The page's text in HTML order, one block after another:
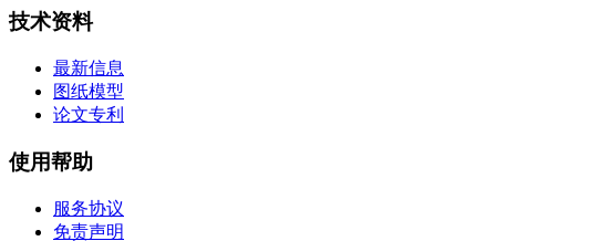
技术资料
最新信息
图纸模型
论文专利
使用帮助
服务协议
免责声明